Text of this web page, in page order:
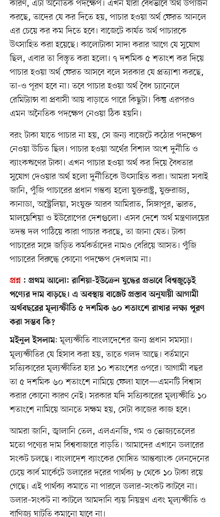
কারণ, এটা অনৈতিক পদক্ষেপ। এখন যারা বৈধভাবে অর্থ উপার্জন
করছে, তাদের যে কর দিতে হয়, পাচার হওয়া অর্থ ফেরত আনলে
এর চেয়ে কর কম দিতে হবে। বাজেটে কার্যত অর্থ পাচারকে
উৎসাহিত করা হয়েছে। কালোটাকা সাদা করার আগে যে সুযোগ
ছিল, এবার তা বিস্তৃত করা হলো। ৭ দশমিক ৫ শতাংশ কর দিয়ে
পাচার হওয়া অর্থ ফেরত আসবে বলে সরকার যে প্রত্যাশা করছে,
তা–ও পূরণ হবে না। তবে পাচার হওয়া অর্থ বৈধ চ্যানেলে
রেমিট্যান্স বা প্রবাসী আয় বাড়াতে পারে কিছুটা। কিন্তু এরপরও
এমন অনৈতিক পদক্ষেপ নেওয়া ঠিক হয়নি।
বরং টাকা যাতে পাচার না হয়, সে জন্য বাজেটে কঠোর পদক্ষেপ
নেওয়া উচিত ছিল। পাচার হওয়া অর্থের বিশাল অংশ দুর্নীতি ও
ব্যাংকঋণের টাকা। এখন পাচার হওয়া অর্থ কর দিয়ে বৈধতার
সুযোগ দেওয়ার অর্থ হলো দুর্নীতিকে উৎসাহিত করা। আমরা সবাই
জানি, পুঁজি পাচারের প্রধান গন্তব্য হলো যুক্তরাষ্ট্র, যুক্তরাজ্য,
কানাডা, অস্ট্রেলিয়া, সংযুক্ত আরব আমিরাত, সিঙ্গাপুর, ভারত,
মালয়েশিয়া ও ইউরোপের দেশগুলো। এসব দেশে অর্থ মন্ত্রণালয়ের
তদন্ত দল পাঠিয়ে কারা পাচার করছে, তা জানা যেত। টাকা
পাচারের সঙ্গে জড়িত কর্মকর্তাদের নামও বেরিয়ে আসত। পুঁজি
পাচারের বিরুদ্ধে কোনো পদক্ষেপ দেখলাম না।
প্রশ্ন: প্রথম আলো: রাশিয়া-ইউক্রেন যুদ্ধের প্রভাবে বিশ্বজুড়েই
পণ্যের দাম বাড়ছে। এ অবস্থায় বাজেট প্রস্তাব অনুযায়ী আগামী
অর্থবছরের মূল্যস্ফীতি ৫ দশমিক ৬০ শতাংশে রাখার লক্ষ্য পূরণ
করা সম্ভব কি?
মইনুল ইসলাম: মূল্যস্ফীতি বাংলাদেশের জন্য প্রধান সমস্যা।
মূল্যস্ফীতির যে হিসাব করা হয়, তাতে গলদ আছে। বর্তমানে
সত্যিকারের মূল্যস্ফীতির হার ১০ শতাংশের ওপরে। আগামী বছর
তা ৫ দশমিক ৬০ শতাংশে নামিয়ে ফেলা যাবে—এমনটি বিশ্বাস
করার কোনো কারণ নেই। সরকার যদি সত্যিকারের মূল্যস্ফীতি ১০
শতাংশে নামিয়ে আনতে সক্ষম হয়, সেটা কাজের কাজ হবে।
আমরা জানি, জ্বালানি তেল, এলএনজি, গম ও ভোজ্যতেলের
মতো পণ্যের দাম বিশ্ববাজারে বাড়তি। আমাদের এখানে ডলারের
সংকট চলছে। বাংলাদেশ ব্যাংকের ঘোষিত আন্তব্যাংক লেনদেনের
চেয়ে কার্ব মার্কেটে ডলারের দরের পার্থক্য ৮ থেকে ১০ টাকা রয়ে
গেছে। এই পার্থক্য কমাতে না পারলে ডলার–সংকট কাটবে না।
ডলার–সংকট না কাটলে আমদানি ব্যয় নিয়ন্ত্রণ এবং মূল্যস্ফীতি ও
বাণিজ্য ঘাটতি কমানো যাবে না।